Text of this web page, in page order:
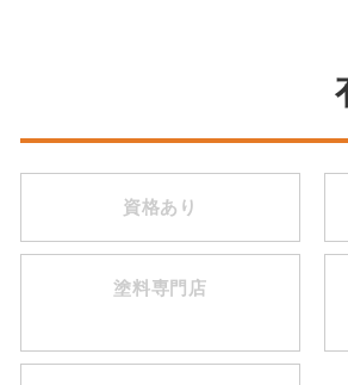
資格あり
塗料専門店